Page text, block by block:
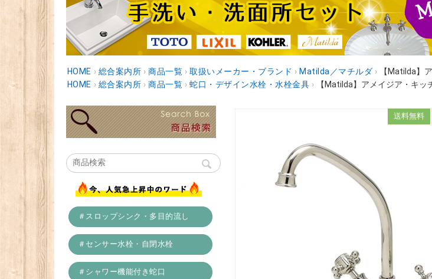
HOME › 総合案内所 › 商品一覧 › 取扱いメーカー・ブランド › Matilda／マチルダ ›
【Matilda】
HOME › 総合案内所 › 商品一覧 › 蛇口・デザイン水栓・水栓金具 › 【Matilda】アメイジア・キッ
＃スロップシンク・多目的流し
＃センサー水栓・自閉水栓
＃シャワー機能付き蛇口
送料無料